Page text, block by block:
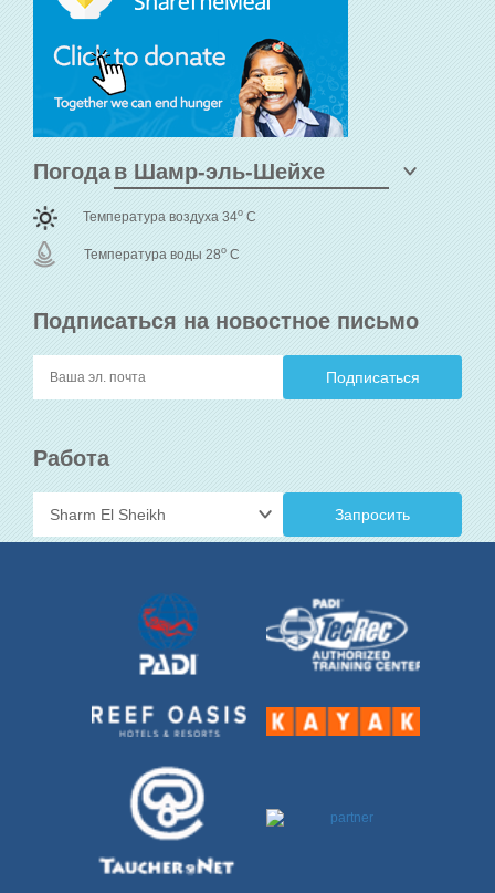
Подписаться на новостное письмо
Работа
Запросить
Погода
Температура воздуха 34o C
Температура воды 28o C